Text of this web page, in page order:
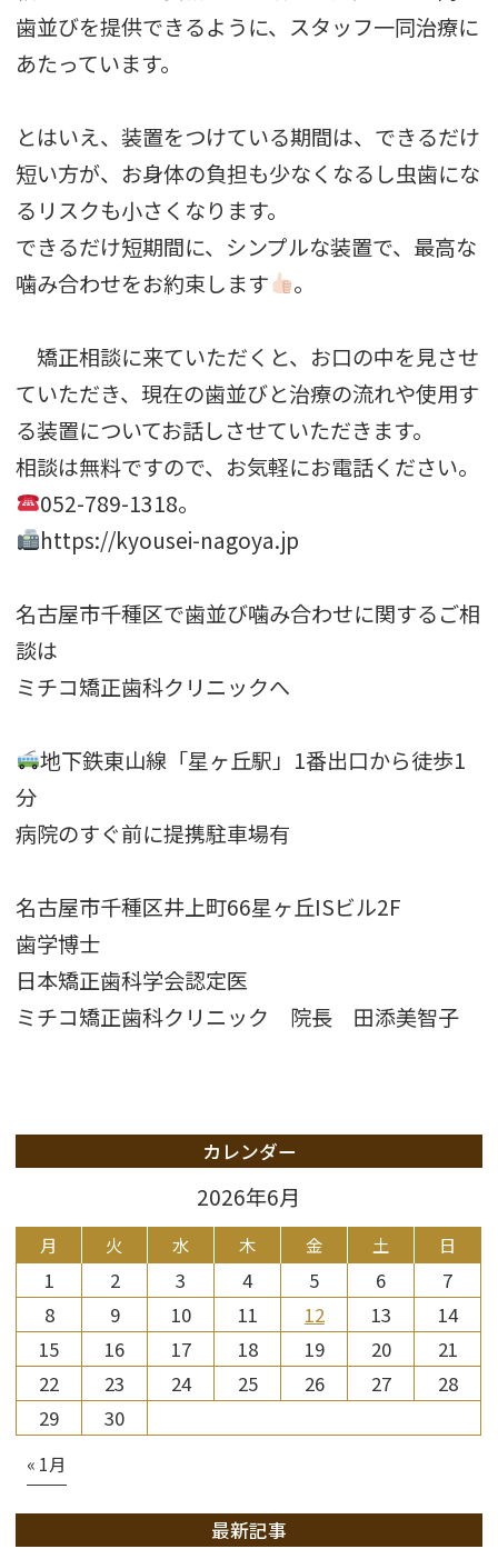
歯並びを提供できるように、スタッフ一同治療に
あたっています。
とはいえ、装置をつけている期間は、できるだけ
短い方が、お身体の負担も少なくなるし虫歯にな
るリスクも小さくなります。
できるだけ短期間に、シンプルな装置で、最高な
噛み合わせをお約束します
。
矯正相談に来ていただくと、お口の中を見させ
ていただき、現在の歯並びと治療の流れや使用す
る装置についてお話しさせていただきます。
相談は無料ですので、お気軽にお電話ください。
052-789-1318。
https://kyousei-nagoya.jp
名古屋市千種区で歯並び噛み合わせに関するご相
談は
ミチコ矯正歯科クリニックへ
地下鉄東山線「星ヶ丘駅」1番出口から徒歩1
分
病院のすぐ前に提携駐車場有
名古屋市千種区井上町66星ヶ丘ISビル2F
歯学博士
日本矯正歯科学会認定医
ミチコ矯正歯科クリニック 院長 田添美智子
カレンダー
2026年6月
月 火 水 木 金 土 日
1 2 3 4 5 6
7
8
9 10 11 12 13
14
15
16 17 18 19 20
21
22
23 24 25 26 27
28
29
30
« 1月
最新記事